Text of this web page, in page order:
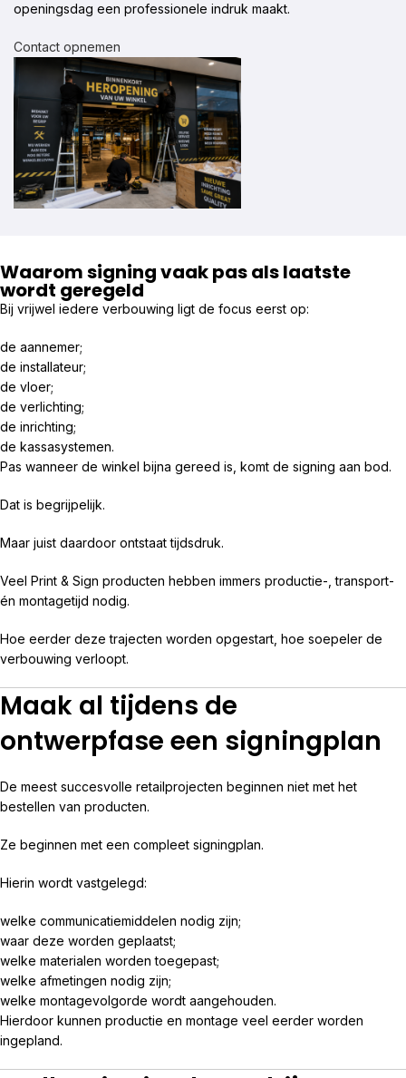
openingsdag een professionele indruk maakt.
Contact opnemen
Waarom signing vaak pas als laatste
wordt geregeld
Bij vrijwel iedere verbouwing ligt de focus eerst op:
de aannemer;
de installateur;
de vloer;
de verlichting;
de inrichting;
de kassasystemen.
Pas wanneer de winkel bijna gereed is, komt de signing aan bod.
Dat is begrijpelijk.
Maar juist daardoor ontstaat tijdsdruk.
Veel Print & Sign producten hebben immers productie-, transport-
én montagetijd nodig.
Hoe eerder deze trajecten worden opgestart, hoe soepeler de
verbouwing verloopt.
Maak al tijdens de
ontwerpfase een signingplan
De meest succesvolle retailprojecten beginnen niet met het
bestellen van producten.
Ze beginnen met een compleet signingplan.
Hierin wordt vastgelegd:
welke communicatiemiddelen nodig zijn;
waar deze worden geplaatst;
welke materialen worden toegepast;
welke afmetingen nodig zijn;
welke montagevolgorde wordt aangehouden.
Hierdoor kunnen productie en montage veel eerder worden
ingepland.